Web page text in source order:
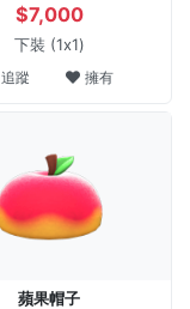
$7,000
下裝 (1x1)
追蹤 擁有
蘋果帽子